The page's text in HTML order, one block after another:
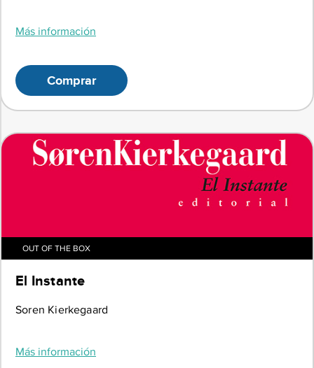
Más información
Comprar
OUT OF THE BOX
El Instante
Soren Kierkegaard
Más información